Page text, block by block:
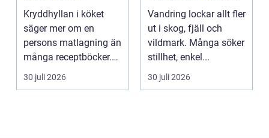
Kryddhyllan i köket
säger mer om en
persons matlagning än
många receptböcker.
Med några nypor rätt
s...
30 juli 2026
Vandring lockar allt fler
ut i skog, fjäll och
vildmark. Många söker
stillhet, enkel...
30 juli 2026